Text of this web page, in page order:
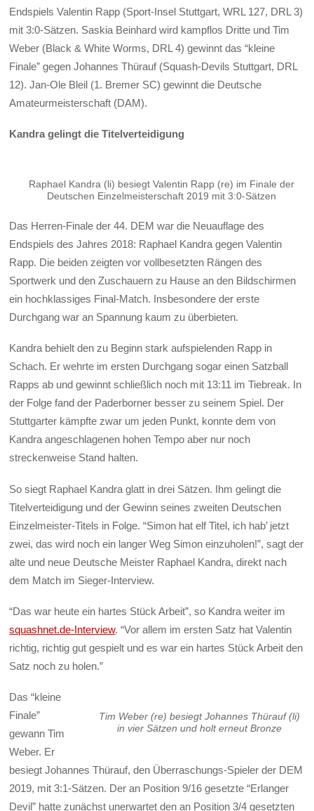
Endspiels Valentin Rapp (Sport-Insel Stuttgart, WRL 127, DRL 3)
mit 3:0-Sätzen. Saskia Beinhard wird kampflos Dritte und Tim
Weber (Black & White Worms, DRL 4) gewinnt das “kleine
Finale” gegen Johannes Thürauf (Squash-Devils Stuttgart, DRL
12). Jan-Ole Bleil (1. Bremer SC) gewinnt die Deutsche
Amateurmeisterschaft (DAM).
Kandra gelingt die Titelverteidigung
Raphael Kandra (li) besiegt Valentin Rapp (re) im Finale der
Deutschen Einzelmeisterschaft 2019 mit 3:0-Sätzen
Das Herren-Finale der 44. DEM war die Neuauflage des
Endspiels des Jahres 2018: Raphael Kandra gegen Valentin
Rapp. Die beiden zeigten vor vollbesetzten Rängen des
Sportwerk und den Zuschauern zu Hause an den Bildschirmen
ein hochklassiges Final-Match. Insbesondere der erste
Durchgang war an Spannung kaum zu überbieten.
Kandra behielt den zu Beginn stark aufspielenden Rapp in
Schach. Er wehrte im ersten Durchgang sogar einen Satzball
Rapps ab und gewinnt schließlich noch mit 13:11 im Tiebreak. In
der Folge fand der Paderborner besser zu seinem Spiel. Der
Stuttgarter kämpfte zwar um jeden Punkt, konnte dem von
Kandra angeschlagenen hohen Tempo aber nur noch
streckenweise Stand halten.
So siegt Raphael Kandra glatt in drei Sätzen. Ihm gelingt die
Titelverteidigung und der Gewinn seines zweiten Deutschen
Einzelmeister-Titels in Folge. “Simon hat elf Titel, ich hab’ jetzt
zwei, das wird noch ein langer Weg Simon einzuholen!”, sagt der
alte und neue Deutsche Meister Raphael Kandra, direkt nach
dem Match im Sieger-Interview.
“Das war heute ein hartes Stück Arbeit”, so Kandra weiter im
squashnet.de-Interview. “Vor allem im ersten Satz hat Valentin
richtig, richtig gut gespielt und es war ein hartes Stück Arbeit den
Satz noch zu holen.”
Tim Weber (re) besiegt Johannes Thürauf (li)
in vier Sätzen und holt erneut Bronze
Das “kleine
Finale”
gewann Tim
Weber. Er
besiegt Johannes Thürauf, den Überraschungs-Spieler der DEM
2019, mit 3:1-Sätzen. Der an Position 9/16 gesetzte “Erlanger
Devil” hatte zunächst unerwartet den an Position 3/4 gesetzten